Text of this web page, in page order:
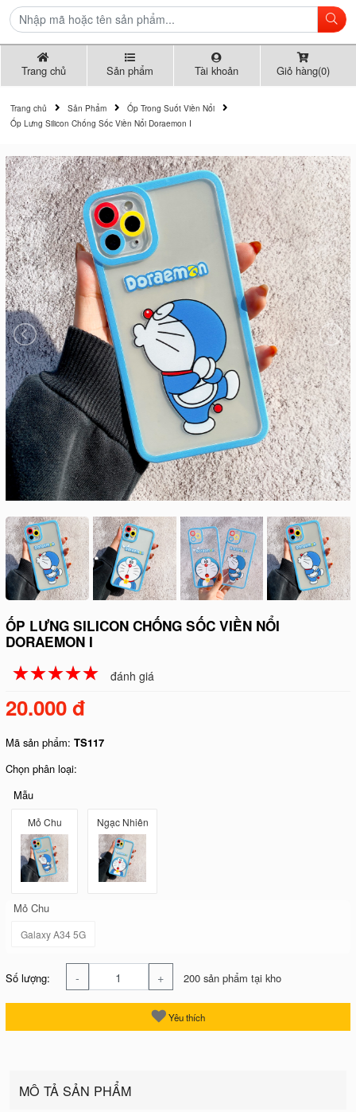
Trang chủ Sản phẩm Tài khoản Giỏ hàng(0)
Trang chủ Sản Phẩm
Ốp Trong Suốt Viền Nổi
Ốp Lưng Silicon Chống Sốc Viền Nổi Doraemon I
ỐP LƯNG SILICON CHỐNG SỐC VIỀN NỔI
DORAEMON I
☆☆☆☆☆
★★★★★ đánh giá
20.000 đ
Mã sản phẩm:TS117
Chọn phân loại:
Mẫu
Mỏ Chu Ngạc Nhiên
Mỏ Chu
Galaxy A34 5G
Số lượng: - + 200 sản phẩm tại kho
Yêu thích
MÔ TẢ SẢN PHẨM